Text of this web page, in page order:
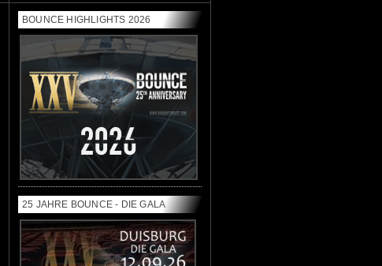
BOUNCE HIGHLIGHTS 2026
Merchandise next Generation. Edler Shit. Aus
eigener Herstellung.
25 JAHRE BOUNCE - DIE GALA